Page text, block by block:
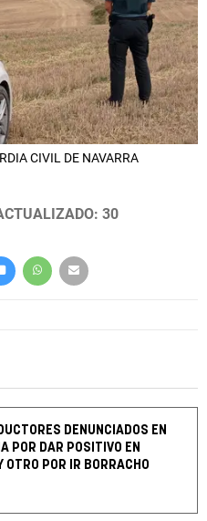
CIVIL DE NAVARRA
30
DENUNCIADOS EN
POR DAR POSITIVO EN
OTRO POR IR BORRACHO